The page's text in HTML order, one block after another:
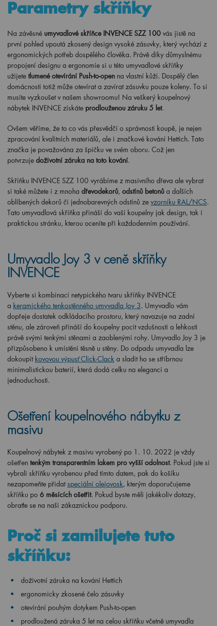
Parametry skříňky
Na závěsné umyvadlové skříňce INVENCE SZZ 100 vás jistě na
první pohled upoutá zkosený design vysoké zásuvky, který vychází z
ergonomických potřeb dospělého člověka. Právě díky důmyslnému
propojení designu a ergonomie si u této umyvadlové skříňky
užijete tlumené otevírání Push-to-open na vlastní kůži. Dospělý člen
domácnosti totiž může otevírat a zavírat zásuvku pouze koleny. To si
musíte vyzkoušet v našem showroomu! Na veškerý koupelnový
nábytek INVENCE získáte prodlouženou záruku 5 let.
Ovšem věříme, že to co vás přesvědčí o správnosti koupě, je nejen
zpracování kvalitních materiálů, ale i značkové kování Hettich. Tato
značka je považována za špičku ve svém oboru. Což jen
potvrzuje doživotní záruka na toto kování.
Skříňku INVENCE SZZ 100 vyrábíme z masivního dřeva ale vybrat
si také můžete i z mnoha dřevodekorů, odstínů betonů a dalších
oblíbených dekorů či jednobarevných odstínů ze vzorníku RAL/NCS.
Tato umyvadlová skříňka přináší do vaší koupelny jak design, tak i
praktickou stránku, kterou oceníte při každodenním používání.
Umyvadlo Joy 3 v ceně skříňky
INVENCE
Vyberte si kombinaci netypického tvaru skříňky INVENCE
a keramického tenkostěnného umyvadla Joy 3. Umyvadlo vám
dopřeje dostatek odkládacího prostoru, který navazuje na zadní
stěnu, ale zároveň přináší do koupelny pocit vzdušnosti a lehkosti
právě svými tenkými stěnami a zaoblenými rohy. Umyvadlo Joy 3 je
přizpůsobeno k umístění těsně u stěny. Do odpadu umyvadla lze
dokoupit kovovou výpusť Click-Clack a sladit ho se stříbrnou
minimalistickou baterií, která dodá celku na eleganci a
jednoduchosti.
Ošetření koupelnového nábytku z
masivu
Koupelnový nábytek z masivu vyrobený po 1. 10. 2022 je vždy
ošetřen tenkým transparentním lakem pro vyšší odolnost. Pokud jste si
vybrali skříňku vyrobenou před tímto datem, pak do košíku
nezapomeňte přidat speciální olejovosk, kterým doporučujeme
skříňku po 6 měsících ošetřit. Pokud byste měli jakékoliv dotazy,
obraťte se na naši zákaznickou podporu.
Proč si zamilujete tuto
skříňku:
doživotní záruka na kování Hettich
ergonomicky zkosené čelo zásuvky
otevírání pouhým dotykem Push-to-open
prodloužená záruka 5 let na celou skříňku včetně umyvadla